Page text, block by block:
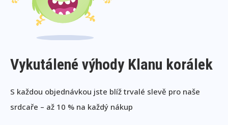
Vykutálené výhody Klanu korálek
S každou objednávkou jste blíž trvalé slevě pro naše
srdcaře – až 10 % na každý nákup